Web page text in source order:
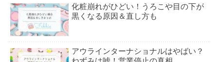
化粧崩れがひどい！うろこや目の下が
黒くなる原因＆直し方も
アウラインターナショナルはやばい？